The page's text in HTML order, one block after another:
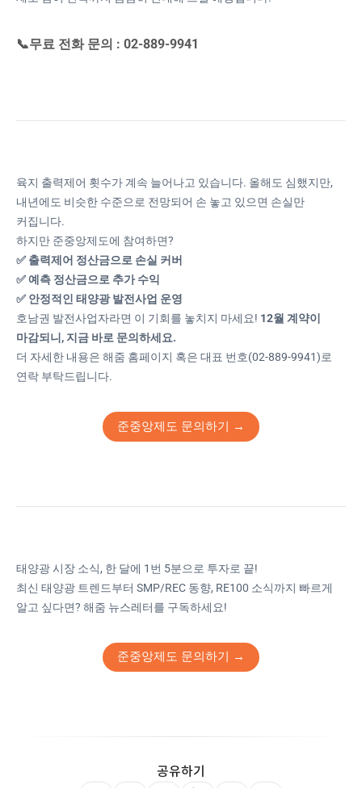
📞무료 전화 문의 : 02-889-9941
육지 출력제어 횟수가 계속 늘어나고 있습니다. 올해도 심했지만,
내년에도 비슷한 수준으로 전망되어 손 놓고 있으면 손실만
커집니다.
하지만 준중앙제도에 참여하면?
✅ 출력제어 정산금으로 손실 커버
✅ 예측 정산금으로 추가 수익
✅ 안정적인 태양광 발전사업 운영
호남권 발전사업자라면 이 기회를 놓치지 마세요! 12월 계약이
마감되니, 지금 바로 문의하세요.
더 자세한 내용은 해줌 홈페이지 혹은 대표 번호(02-889-9941)로
연락 부탁드립니다.
준중앙제도 문의하기 →
태양광 시장 소식, 한 달에 1번 5분으로 투자로 끝!
최신 태양광 트렌드부터 SMP/REC 동향, RE100 소식까지 빠르게
알고 싶다면? 해줌 뉴스레터를 구독하세요!
준중앙제도 문의하기 →
공유하기